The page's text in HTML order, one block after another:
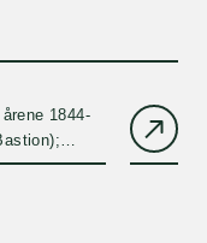
1844-
over